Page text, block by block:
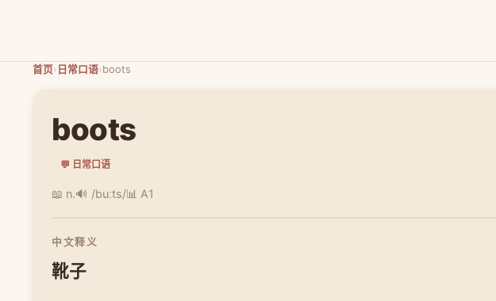
首页› 日常口语›boots
boots
💬 日常口语
📖 n.🔊 /buːts/📊 A1
中文释义
靴子